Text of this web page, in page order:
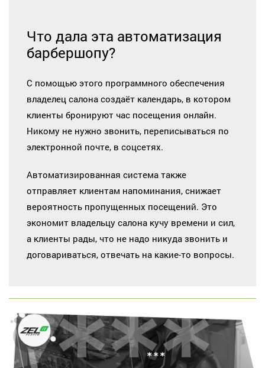
Что дала эта автоматизация
барбершопу?
С помощью этого программного обеспечения
владелец салона создаёт календарь, в котором
клиенты бронируют час посещения онлайн.
Никому не нужно звонить, переписываться по
электронной почте, в соцсетях.
Автоматизированная система также
отправляет клиентам напоминания, снижает
вероятность пропущенных посещений. Это
экономит владельцу салона кучу времени и сил,
а клиенты рады, что не надо никуда звонить и
договариваться, отвечать на какие-то вопросы.